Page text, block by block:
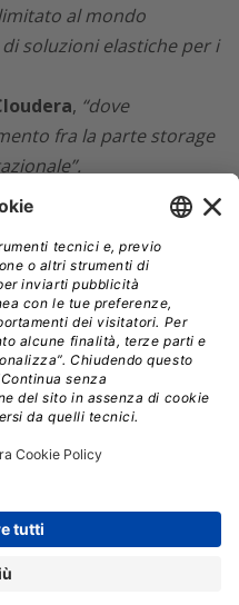
al mondo
soluzioni elastiche per i
, “dove
fra la parte storage
servizi comuni al
per fare si che io non
che lavoro su Aws,
la piattaforma di servizi
creato la parte di Sdx
delle necessità. Così
dell’area
Guglielmo osserva
balzo in avanti che si